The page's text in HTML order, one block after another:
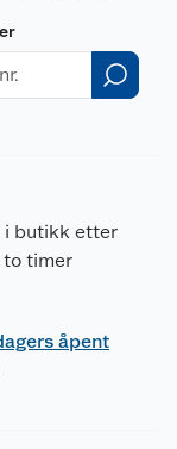
i butikk etter
to timer
åpent